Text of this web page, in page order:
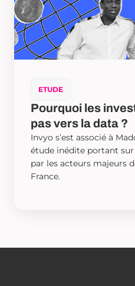
ETUDE
Pourquoi les
pas vers la data ?
Invyo s’est associé à
étude inédite portant
par les acteurs majeurs
France.